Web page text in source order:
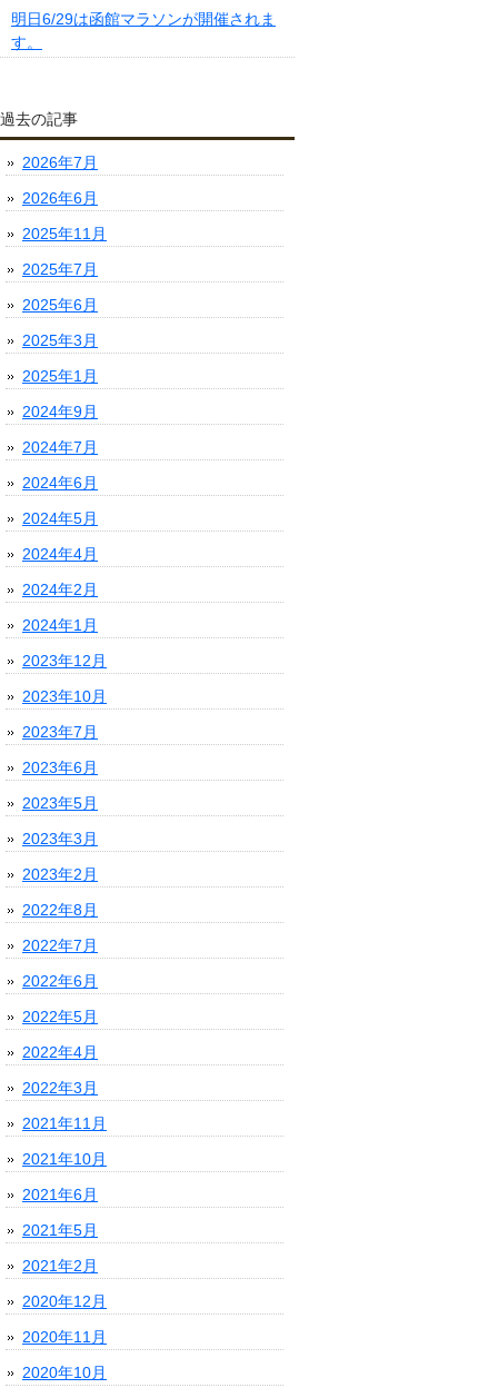
明日6/29は函館マラソンが開催されま
す。
過去の記事
2026年7月
2026年6月
2025年11月
2025年7月
2025年6月
2025年3月
2025年1月
2024年9月
2024年7月
2024年6月
2024年5月
2024年4月
2024年2月
2024年1月
2023年12月
2023年10月
2023年7月
2023年6月
2023年5月
2023年3月
2023年2月
2022年8月
2022年7月
2022年6月
2022年5月
2022年4月
2022年3月
2021年11月
2021年10月
2021年6月
2021年5月
2021年2月
2020年12月
2020年11月
2020年10月